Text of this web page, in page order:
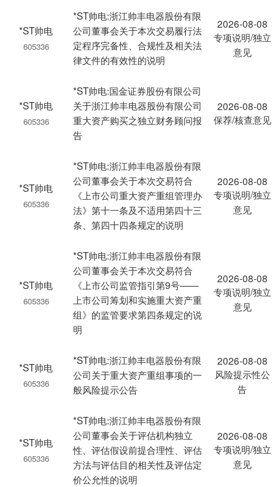
*ST帅电
605336
*ST帅电:浙江帅丰电器股份有限
公司董事会关于本次交易履行法
定程序完备性、合规性及相关法
律文件的有效性的说明
2026-08-08
专项说明/独立
意见
*ST帅电
605336
*ST帅电:国金证券股份有限公司
关于浙江帅丰电器股份有限公司
重大资产购买之独立财务顾问报
告
2026-08-08
保荐/核查意见
*ST帅电
605336
*ST帅电:浙江帅丰电器股份有限
公司董事会关于本次交易符合
《上市公司重大资产重组管理办
法》第十一条及不适用第四十三
条、第四十四条规定的说明
2026-08-08
专项说明/独立
意见
*ST帅电
605336
*ST帅电:浙江帅丰电器股份有限
公司董事会关于本次交易符合
《上市公司监管指引第9号——
上市公司筹划和实施重大资产重
组》的监管要求第四条规定的说
明
2026-08-08
专项说明/独立
意见
*ST帅电
605336
*ST帅电:浙江帅丰电器股份有限
公司关于重大资产重组事项的一
般风险提示公告
2026-08-08
风险提示性公
告
*ST帅电
605336
*ST帅电:浙江帅丰电器股份有限
公司董事会关于评估机构独立
性、评估假设前提合理性、评估
方法与评估目的相关性及评估定
价公允性的说明
2026-08-08
专项说明/独立
意见